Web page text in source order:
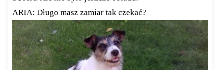
ARIA: Długo masz zamiar tak czekać?